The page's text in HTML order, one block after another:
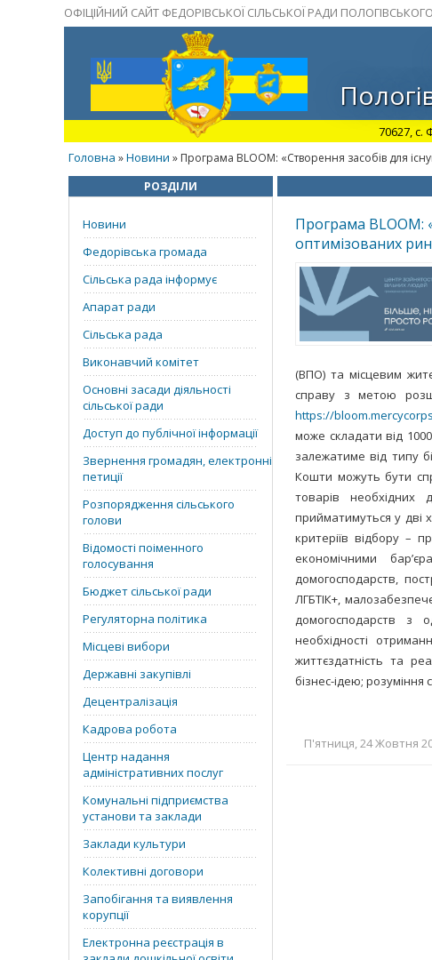
ОФІЦІЙНИЙ САЙТ ФЕДОРІВСЬКОЇ СІЛЬСЬКОЇ РАДИ
70627, с.
Головна »Новини » Програма BLOOM: «Створення засобів для
РОЗДІЛИ
Новини
Федорівська громада
Сільська рада інформує
Апарат ради
Сільська рада
Виконавчий комітет
Основні засади діяльності
сільської ради
Доступ до публічної інформації
Звернення громадян, електронні
петиції
Розпорядження сільського
голови
Відомості поіменного
голосування
Бюджет сільської ради
Регуляторна політика
Місцеві вибори
Державні закупівлі
Децентралізація
Кадрова робота
Центр надання
адміністративних послуг
Комунальні підприємства
установи та заклади
Заклади культури
Колективні договори
Запобігання та виявлення
корупції
Електронна реєстрація в
Програма BLOOM:
оптимізованих
(ВПО) та місцевим
справу з метою
https://
може складати від
залежатиме від типу
Кошти можуть бути
товарів необхідних
прийматимуться у дві
критеріїв відбору –
економічними
домогосподарств,
ЛГБТІК+,
домогосподарств з
необхідності
життєздатність та
бізнес-ідею; розуміння
П'ятниця, 24 Жовтня